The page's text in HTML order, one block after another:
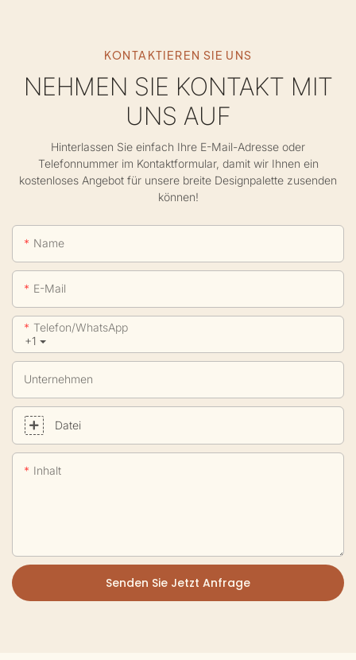
KONTAKTIEREN SIE UNS
NEHMEN SIE KONTAKT MIT
UNS AUF
Hinterlassen Sie einfach Ihre E-Mail-Adresse oder
Telefonnummer im Kontaktformular, damit wir Ihnen ein
kostenloses Angebot für unsere breite Designpalette zusenden
können!
Name
E-Mail
+1
Telefon/WhatsApp
Unternehmen
Datei
Inhalt
Senden Sie Jetzt Anfrage